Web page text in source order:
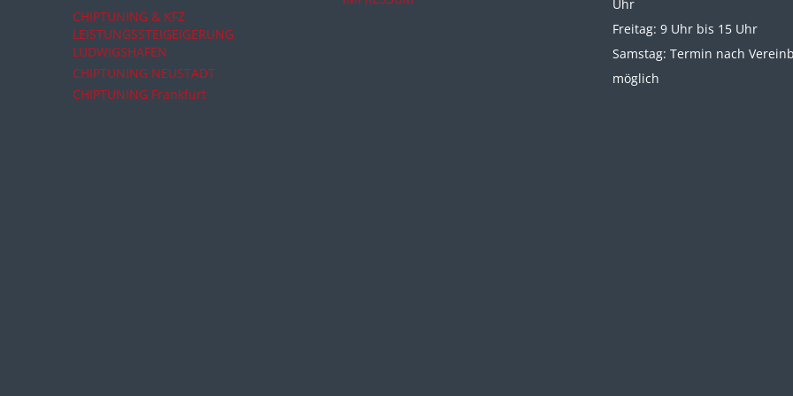
CHIPTUNING & KFZ
LEISTUNGSSTEIGEIGERUNG
LUDWIGSHAFEN
CHIPTUNING NEUSTADT
CHIPTUNING Frankfurt
Uhr
Freitag: 9 Uhr bis 15 Uhr
Samstag: Termin nach
möglich